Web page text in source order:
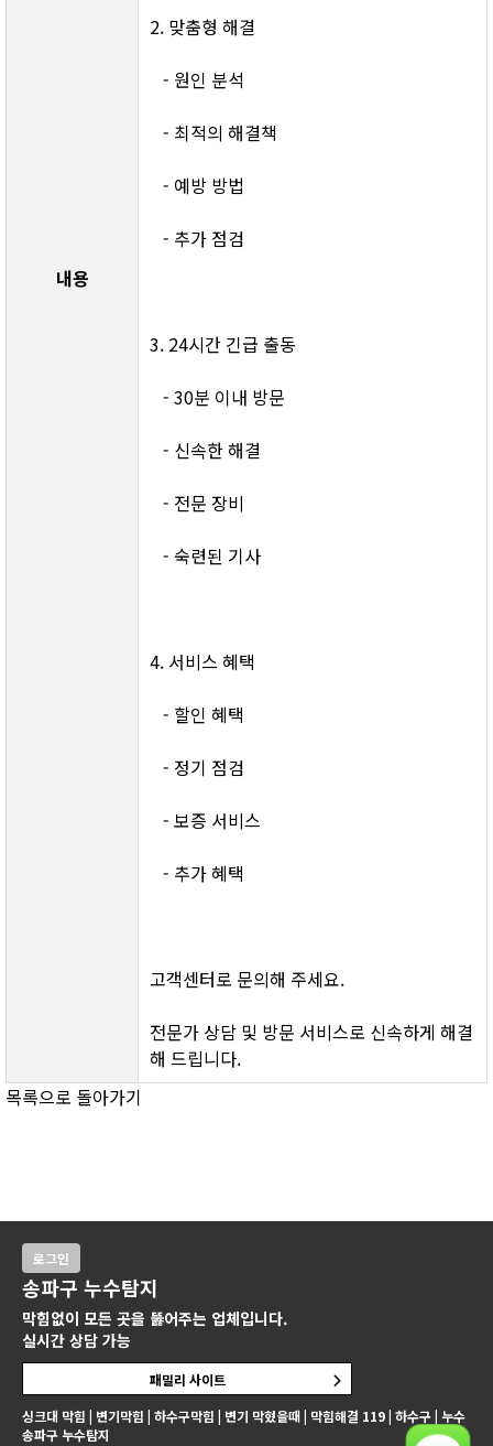
내용
2. 맞춤형 해결
   - 원인 분석
   - 최적의 해결책
   - 예방 방법
   - 추가 점검
3. 24시간 긴급 출동
   - 30분 이내 방문
   - 신속한 해결
   - 전문 장비
   - 숙련된 기사
4. 서비스 혜택
   - 할인 혜택
   - 정기 점검
   - 보증 서비스
   - 추가 혜택
고객센터로 문의해 주세요.
전문가 상담 및 방문 서비스로 신속하게 해결
해 드립니다.
목록으로 돌아가기
싱크대 막힘 | 변기막힘 | 하수구막힘 | 변기 막혔을때 | 막힘해결 119 | 하수구 | 누수
송파구 누수탐지
로그인
송파구 누수탐지
막힘없이 모든 곳을 뚫어주는 업체입니다.
실시간 상담 가능
패밀리 사이트